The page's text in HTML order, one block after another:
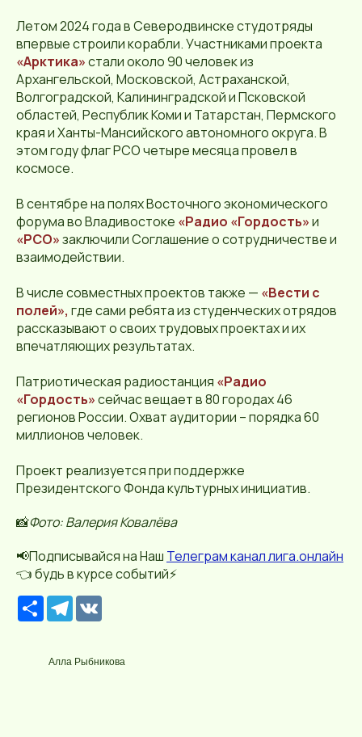
Летом 2024 года в Северодвинске студотряды
впервые строили корабли. Участниками проекта
«Арктика»стали около 90 человек из
Архангельской, Московской, Астраханской,
Волгоградской, Калининградской и Псковской
областей, Республик Коми и Татарстан, Пермского
края и Ханты-Мансийского автономного округа. В
этом году флаг РСО четыре месяца провел в
космосе.
В сентябре на полях Восточного экономического
форума во Владивостоке «Радио «Гордость»и
«РСО»заключили Соглашение о сотрудничестве и
взаимодействии.
В числе совместных проектов также — «Вести с
полей», где сами ребята из студенческих отрядов
рассказывают о своих трудовых проектах и их
впечатляющих результатах.
Патриотическая радиостанция «Радио
«Гордость»сейчас вещает в 80 городах 46
регионов России. Охват аудитории – порядка 60
миллионов человек.
Проект реализуется при поддержке
Президентского Фонда культурных инициатив.
📸Фото: Валерия Ковалёва
📢Подписывайся на Наш Телеграм канал лига.онлайн
👈 будь в курсе событий⚡️
Р
е
р
с
T
e
g
r
Алла Рыбникова